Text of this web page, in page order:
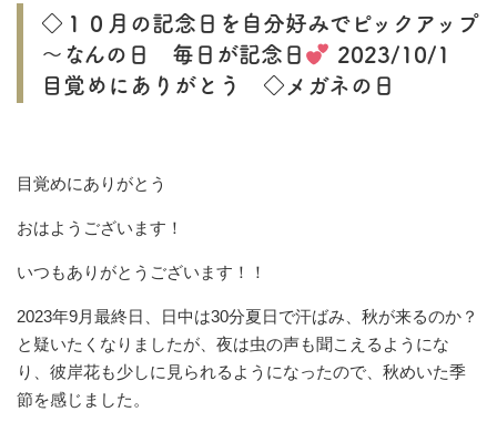
◇１０月の記念日を自分好みでピックアップ
～なんの日 毎日が記念日
2023/10/1
目覚めにありがとう ◇メガネの日
目覚めにありがとう
おはようございます！
いつもありがとうございます！！
2023年9月最終日、日中は30分夏日で汗ばみ、秋が来るのか？
と疑いたくなりましたが、夜は虫の声も聞こえるようにな
り、彼岸花も少しに見られるようになったので、秋めいた季
節を感じました。